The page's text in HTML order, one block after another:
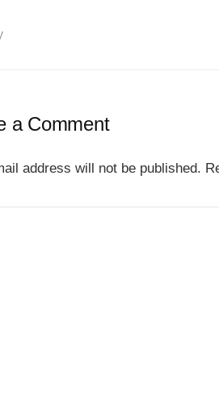
a Comment
address will not be published.